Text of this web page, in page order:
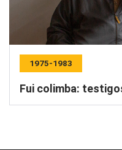
1975-1983
Fui colimba: